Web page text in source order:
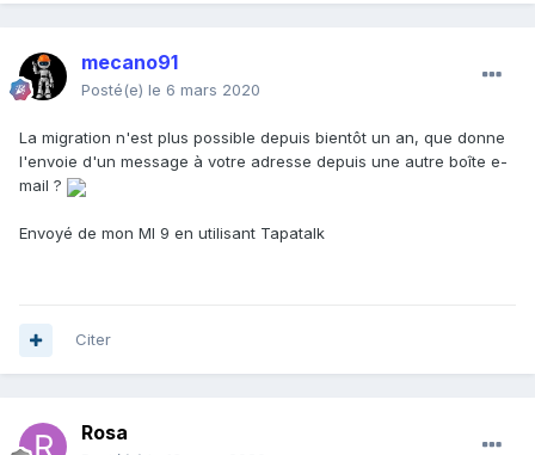
mecano91
Posté(e) le 6 mars 2020
La migration n'est plus possible depuis bientôt un an, que donne
l'envoie d'un message à votre adresse depuis une autre boîte e-
mail ?
Envoyé de mon MI 9 en utilisant Tapatalk
Citer
Rosa